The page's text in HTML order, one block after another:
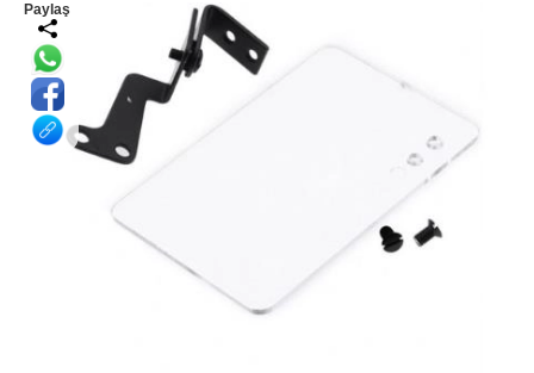
Paylaş